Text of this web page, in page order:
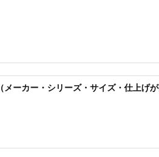
（メーカー・シリーズ・サイズ・仕上げ